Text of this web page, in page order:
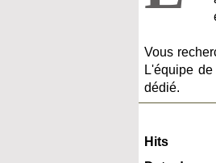
Vous
L'équipe
dédié.
Hits